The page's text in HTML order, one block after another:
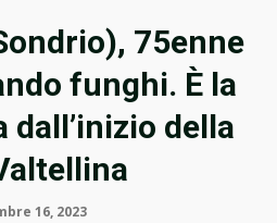
75enne
funghi. È la
della
16, 2023